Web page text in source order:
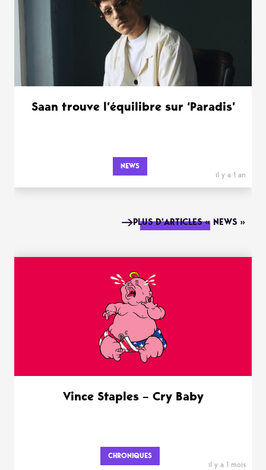
Saan trouve l’équilibre sur ‘Paradis’
NEWS
il y a 1 an
PLUS D'ARTICLES « NEWS »
Vince Staples – Cry Baby
CHRONIQUES
il y a 1 mois